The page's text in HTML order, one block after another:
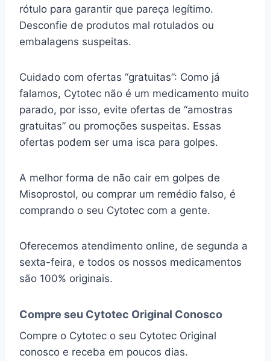
rótulo para garantir que pareça legítimo.
Desconfie de produtos mal rotulados ou
embalagens suspeitas.
Cuidado com ofertas “gratuitas”: Como já
falamos, Cytotec não é um medicamento muito
parado, por isso, evite ofertas de “amostras
gratuitas” ou promoções suspeitas. Essas
ofertas podem ser uma isca para golpes.
A melhor forma de não cair em golpes de
Misoprostol, ou comprar um remédio falso, é
comprando o seu Cytotec com a gente.
Oferecemos atendimento online, de segunda a
sexta-feira, e todos os nossos medicamentos
são 100% originais.
Compre seu Cytotec Original Conosco
Compre o Cytotec o seu Cytotec Original
conosco e receba em poucos dias.